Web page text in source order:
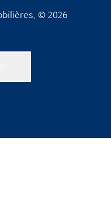
© 2026